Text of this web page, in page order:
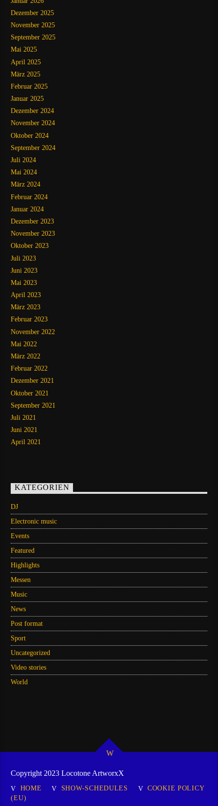
Dezember 2025
November 2025
September 2025
Mai 2025
April 2025
März 2025
Februar 2025
Januar 2025
Dezember 2024
November 2024
Oktober 2024
September 2024
Juli 2024
Mai 2024
März 2024
Februar 2024
Januar 2024
Dezember 2023
November 2023
Oktober 2023
Juli 2023
Juni 2023
Mai 2023
April 2023
März 2023
Februar 2023
November 2022
Mai 2022
März 2022
Februar 2022
Dezember 2021
Oktober 2021
September 2021
Juli 2021
Juni 2021
April 2021
KATEGORIEN
DJ
Electronic music
Events
Featured
Highlights
Messen
Music
News
Post format
Sport
Uncategorized
Video stories
World
Copyright 2023 Locotone ArtworxX
HOME SHOW-SCHEDULES
COOKIE POLICY
(EU)